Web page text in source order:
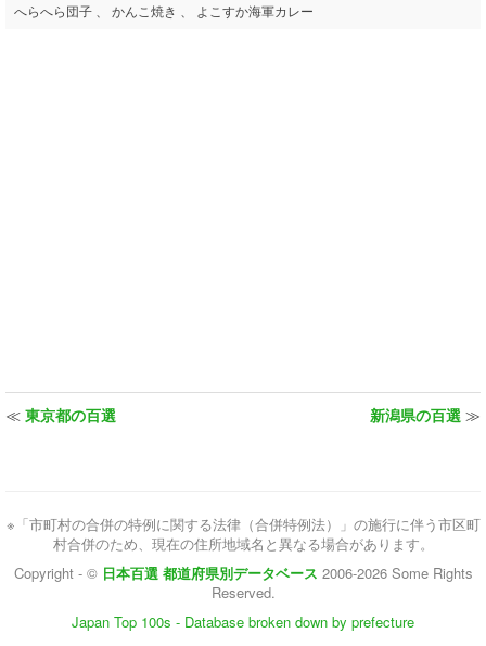
へらへら団子 、 かんこ焼き 、 よこすか海軍カレー
≪ 東京都の百選 新潟県の百選 ≫
※「市町村の合併の特例に関する法律（合併特例法）」の施行に伴う市区町
村合併のため、現在の住所地域名と異なる場合があります。
Copyright - © 日本百選 都道府県別データベース 2006-2026 Some Rights
Reserved.
Japan Top 100s - Database broken down by prefecture